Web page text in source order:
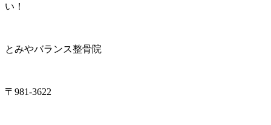
い！
とみやバランス整骨院
〒981-3622